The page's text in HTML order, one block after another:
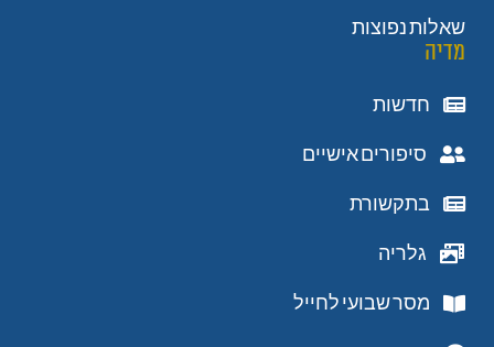
שאלות נפוצות
מדיה
חדשות
סיפורים אישיים
בתקשורת
גלריה
מסר שבועי לחייל